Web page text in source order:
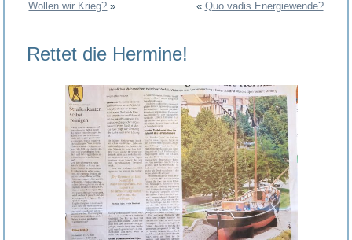
Wollen wir Krieg? » « Quo vadis Energiewende?
Rettet die Hermine!